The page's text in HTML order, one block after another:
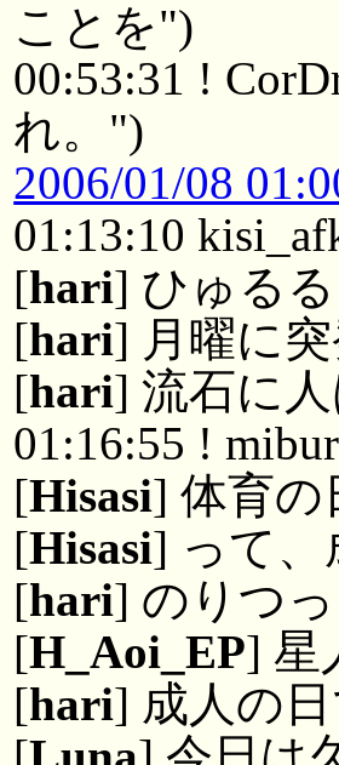
ことを")
00:53:31 !
れ。")
2006/01/08
01:13:10
[hari] ひゅるる
[hari] 月曜に
[hari] 流石に
01:16:55 !
[Hisasi] 体育の
[Hisasi] って、
[hari] のりつ
[H_Aoi_EP] 星
[hari] 成人の